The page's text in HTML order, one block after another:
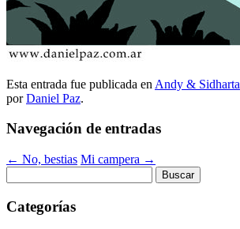
Esta entrada fue publicada en Andy & Sidharta
porDaniel Paz.
Navegación de entradas
← No, bestias Mi campera →
Categorías